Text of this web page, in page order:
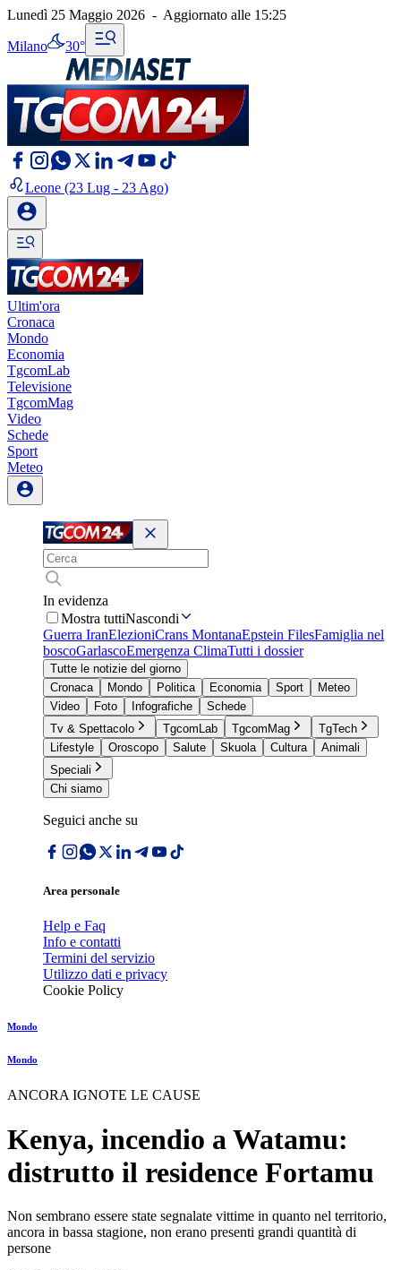
Lunedì 25 Maggio 2026 - Aggiornato alle 15:25
Milano 30°
Leone (23 Lug - 23 Ago)
Ultim'ora
Cronaca
Mondo
Economia
TgcomLab
Televisione
TgcomMag
Video
Schede
Sport
Meteo
In evidenza
Mostra tuttiNascondi
Guerra IranElezioniCrans MontanaEpstein FilesFamiglia nel
boscoGarlascoEmergenza ClimaTutti i dossier
Tutte le notizie del giorno
Cronaca
Mondo Politica Economia Sport
Meteo
Video
Foto Infografiche
Schede
Tv & Spettacolo
TgcomLab TgcomMag
TgTech
Lifestyle
Oroscopo Salute Skuola Cultura
Animali
Speciali
Chi siamo
Seguici anche su
Area personale
Help e Faq
Info e contatti
Termini del servizio
Utilizzo dati e privacy
Cookie Policy
Mondo
Mondo
ANCORA IGNOTE LE CAUSE
Kenya, incendio a Watamu:
distrutto il residence Fortamu
Non sembrano essere state segnalate vittime in quanto nel territorio,
ancora in bassa stagione, non erano presenti grandi quantità di
persone